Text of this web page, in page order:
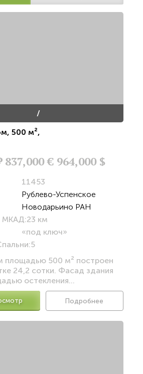
/
, 500 м²,
837,000 € 964,000 $
11453
Рублево-Успенское
Новодарьино РАН
МКАД:23 км
«под ключ»
5
площадью 500 м² построен
24,2 сотки. Фасад здания
остекления...
Подробнее